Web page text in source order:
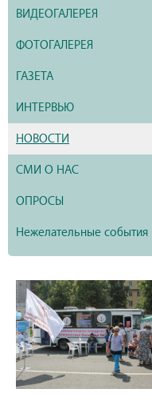
ВИДЕОГАЛЕРЕЯ
ФОТОГАЛЕРЕЯ
ГАЗЕТА
ИНТЕРВЬЮ
НОВОСТИ
СМИ О НАС
ОПРОСЫ
Нежелательные события